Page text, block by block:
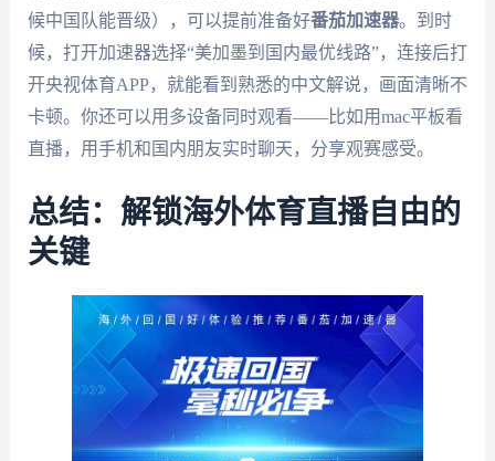
候中国队能晋级），可以提前准备好番茄加速器。到时
候，打开加速器选择“美加墨到国内最优线路”，连接后打
开央视体育APP，就能看到熟悉的中文解说，画面清晰不
卡顿。你还可以用多设备同时观看——比如用mac平板看
直播，用手机和国内朋友实时聊天，分享观赛感受。
总结：解锁海外体育直播自由的
关键